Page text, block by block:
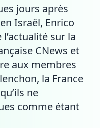
jours après
Israël, Enrico
sur la
CNews et
aux membres
la France
ne
comme étant